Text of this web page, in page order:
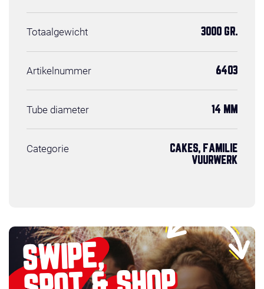
Totaalgewicht 3000 GR.
Artikelnummer 6403
Tube diameter 14 MM
Categorie
CAKES, FAMILIE
VUURWERK
SWIPE,